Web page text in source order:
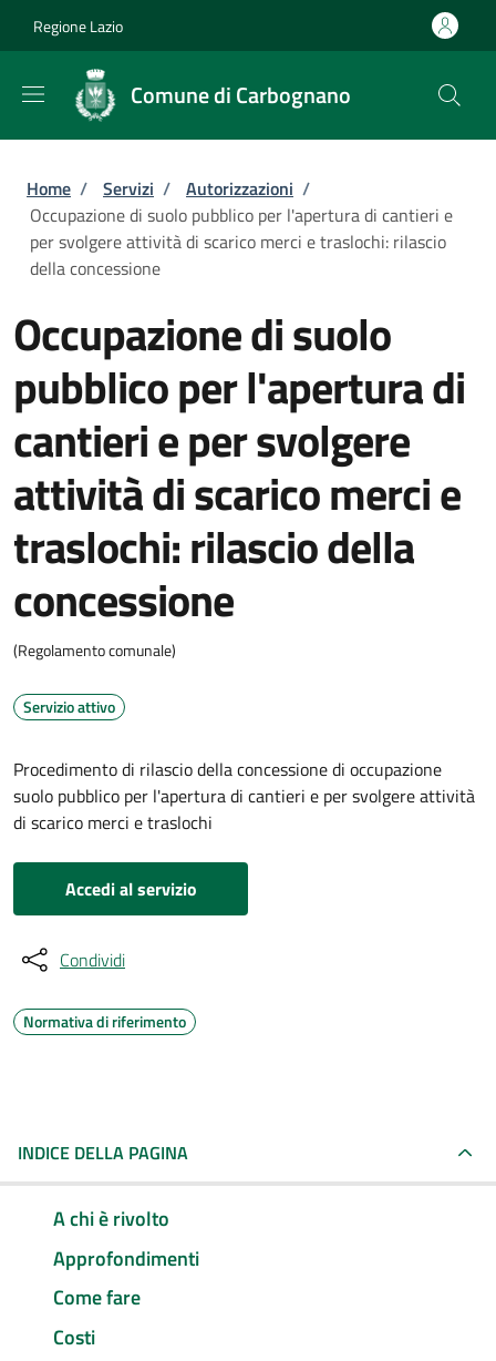
Regione Lazio
Comune di Carbognano
Briciole di pane
Home / Servizi / Autorizzazioni /
Occupazione di suolo pubblico per l'apertura di cantieri e
per svolgere attività di scarico merci e traslochi: rilascio
della concessione
Occupazione di suolo
pubblico per l'apertura di
cantieri e per svolgere
attività di scarico merci e
traslochi: rilascio della
concessione
(Regolamento comunale)
Servizio attivo
Procedimento di rilascio della concessione di occupazione
suolo pubblico per l'apertura di cantieri e per svolgere attività
di scarico merci e traslochi
Accedi al servizio
Condividi
Normativa di riferimento
INDICE DELLA PAGINA
A chi è rivolto
Approfondimenti
Come fare
Costi